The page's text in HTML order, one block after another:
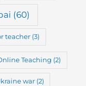
(60)
teacher (3)
Teaching (2)
war(2)